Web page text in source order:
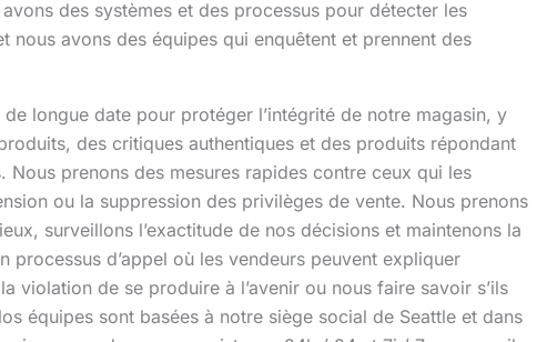
des systèmes et des processus pour détecter les
nous avons des équipes qui enquêtent et prennent des
longue date pour protéger l’intégrité de notre magasin, y
des critiques authentiques et des produits répondant
Nous prenons des mesures rapides contre ceux qui les
ou la suppression des privilèges de vente. Nous prenons
surveillons l’exactitude de nos décisions et maintenons la
processus d’appel où les vendeurs peuvent expliquer
violation de se produire à l’avenir ou nous faire savoir s’ils
équipes sont basées à notre siège social de Seattle et dans